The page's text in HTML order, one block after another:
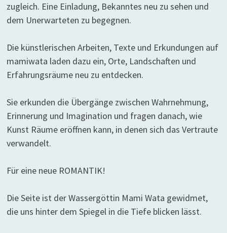
zugleich. Eine Einladung, Bekanntes neu zu sehen und
dem Unerwarteten zu begegnen.
Die künstlerischen Arbeiten, Texte und Erkundungen auf
mamiwata laden dazu ein, Orte, Landschaften und
Erfahrungsräume neu zu entdecken.
Sie erkunden die Übergänge zwischen Wahrnehmung,
Erinnerung und Imagination und fragen danach, wie
Kunst Räume eröffnen kann, in denen sich das Vertraute
verwandelt.
Für eine neue ROMANTIK!
Die Seite ist der Wassergöttin Mami Wata gewidmet,
die uns hinter dem Spiegel in die Tiefe blicken lässt.